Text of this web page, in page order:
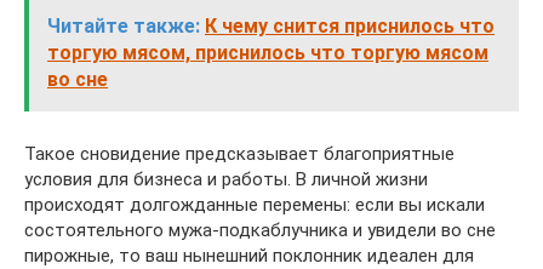
Читайте также: К чему снится приснилось что
торгую мясом, приснилось что торгую мясом
во сне
Такое сновидение предсказывает благоприятные
условия для бизнеса и работы. В личной жизни
происходят долгожданные перемены: если вы искали
состоятельного мужа-подкаблучника и увидели во сне
пирожные, то ваш нынешний поклонник идеален для